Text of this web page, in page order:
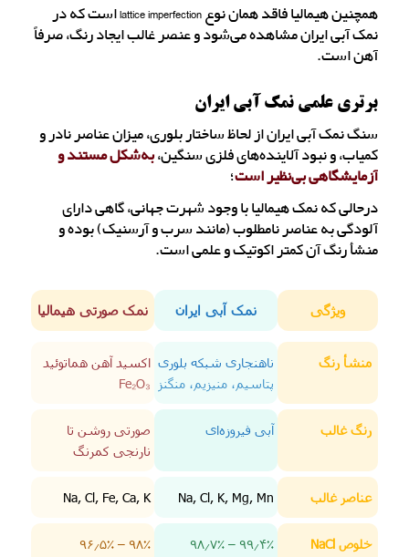
همچنین هیمالیا فاقد همان نوع lattice imperfection است که در
نمک آبی ایران مشاهده می‌شود و عنصر غالب ایجاد رنگ، صرفاً
آهن است.
برتری علمی نمک آبی ایران
سنگ نمک آبی ایران از لحاظ ساختار بلوری، میزان عناصر نادر و
کمیاب، و نبود آلاینده‌های فلزی سنگین،به‌شکل مستند و
آزمایشگاهی بی‌نظیر است؛
درحالی که نمک هیمالیا با وجود شهرت جهانی، گاهی دارای
آلودگی‌ به عناصر نامطلوب (مانند سرب و آرسنیک) بوده و
منشأ رنگ آن کمتر اکوتیک و علمی است.
ویژگی نمک آبی ایران نمک صورتی هیمالیا
منشأ رنگ
ناهنجاری شبکه بلوری
پتاسیم، منیزیم، منگنز
اکسید آهن هماتوئید
Fe₂O₃
رنگ غالب آبی فیروزه‌ای
صورتی روشن تا
نارنجی کمرنگ
عناصر غالب Na, Cl, K, Mg, Mn
Na, Cl, Fe, Ca, K
خلوص NaCl ۹۹٫۴٪ – ۹۸٫۷٪ ۹۸٪ – ۹۶٫۵٪